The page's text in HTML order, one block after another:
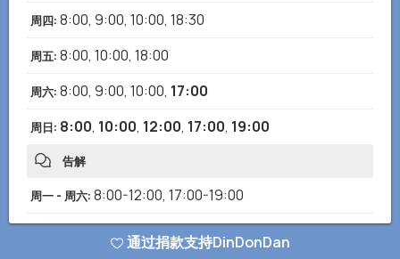
周四: 8:00, 9:00, 10:00, 18:30
周五: 8:00, 10:00, 18:00
周六: 8:00, 9:00, 10:00, 17:00
周日: 8:00, 10:00, 12:00, 17:00, 19:00
告解
周一 - 周六: 8:00-12:00, 17:00-19:00
8:00-13:00,17:00-20:00
通过捐款支持DinDonDan